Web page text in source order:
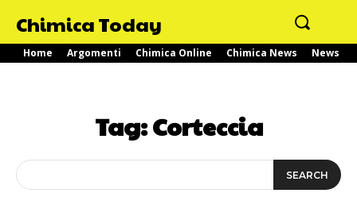
Chimica Today
Home Argomenti Chimica Online Chimica News News
Tag:Corteccia
SEARCH